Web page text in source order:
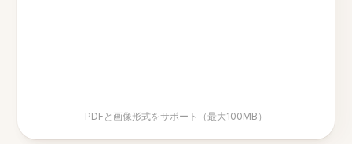
PDFと画像形式をサポート（最大100MB）